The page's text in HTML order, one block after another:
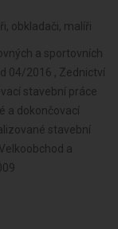
obkladači, malíři
a sportovních
04/2016 , Zednictví
stavební práce
a dokončovací
stavební
a